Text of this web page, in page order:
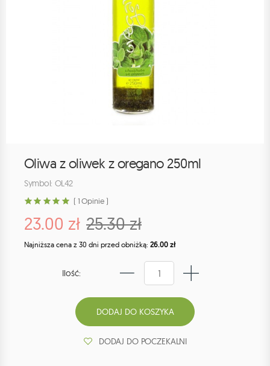
Oliwa z oliwek z oregano 250ml
Symbol: OL42
( 1 Opinie )
23.00 zł 25.30 zł
Najniższa cena z 30 dni przed obniżką: 26.00 zł
Ilość:
DODAJ DO POCZEKALNI